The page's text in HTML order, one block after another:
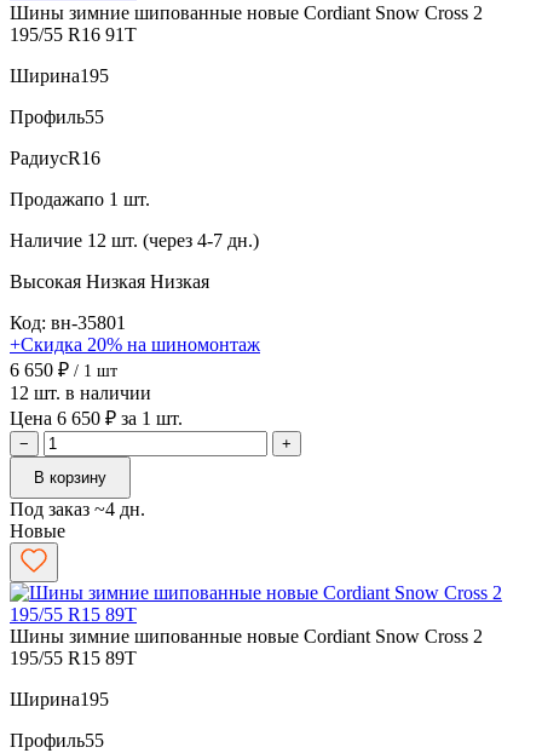
Шины зимние шипованные новые Cordiant Snow Cross 2
195/55 R16 91T
Ширина195
Профиль55
РадиусR16
Продажапо 1 шт.
Наличие 12 шт. (через 4-7 дн.)
Высокая Низкая Низкая
Код: вн-35801
+Скидка 20% на шиномонтаж
6 650 ₽ / 1 шт
12 шт. в наличии
Цена 6 650 ₽ за 1 шт.
−
+
В корзину
Под заказ ~4 дн.
Новые
Шины зимние шипованные новые Cordiant Snow Cross 2
195/55 R15 89T
Ширина195
Профиль55